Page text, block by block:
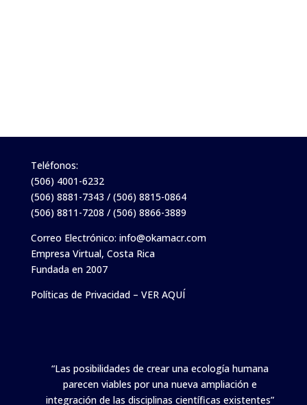
Teléfonos:
(506) 4001-6232
(506) 8881-7343 / (506) 8815-0864
(506) 8811-7208 / (506) 8866-3889
Correo Electrónico: info@okamacr.com
Empresa Virtual, Costa Rica
Fundada en 2007
Políticas de Privacidad – VER AQUÍ
“Las posibilidades de crear una ecología humana
parecen viables por una nueva ampliación e
integración de las disciplinas científicas existentes”